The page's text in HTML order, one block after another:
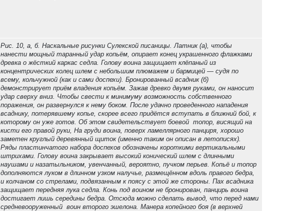
Рис. 10, а, б. Наскальные рисунки Сулекской писаницы. Латник (а), чтобы
нанести мощный таранный удар копьём, опирает конец украшенного флажками
древка о жёсткий каркас седла. Голову воина защищает клёпаный из
концентрических колец шлем с небольшим плюмажем и бармицей — судя по
всему, кольчужной (как и сами доспехи). Бронированный всадник (б)
демонстрирует приём владения копьём. Зажав древко двумя руками, он наносит
удар сверху вниз. Чтобы свести к минимуму возможность собственного
поражения, он развернулся к нему боком. После удачно проведенного нападения
всаднику, потерявшему копье, скорее всего придётся вступать в ближний бой, к
которому он уже готов. Об этом свидетельствует боевой топор, висящий на
кисти его правой руки, На груди воина, поверх ламеллярного панциря, хорошо
заметен круглый деревянный щиток (именно таким он описан в летописях).
Ряды пластинчатого набора доспехов обозначены короткими вертикальными
штрихами. Голову воина закрывает высокий конический шлем с длинными
наушами и назатыльником, увенчанный, вероятно, пучком перьев. Копьё и топор
дополняются луком в длинном узком налучье, размещённом вдоль правого бедра,
и колчаном со стрелами, подвязанным к поясу с этой же стороны. Пах всадника
защищает передняя лука седла. Конь под воином не бронирован, панцирь воина
достигает лишь середины бедра. Отсюда можно сделать вывод, что перед нами
средневооруженный воин второго эшелона. Манера копейного боя (в верхней